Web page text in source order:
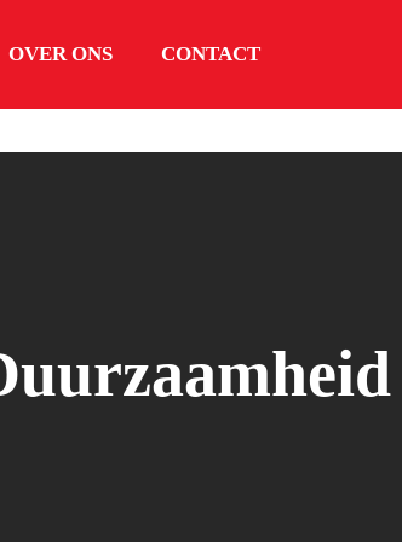
OVER ONS CONTACT